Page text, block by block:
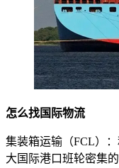
怎么找国际物流
集装箱运输（FCL）
大国际港口班轮密集